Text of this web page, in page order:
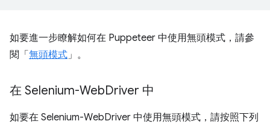
如要進一步瞭解如何在 Puppeteer 中使用無頭模式，請參
閱「 無頭模式」。
在 Selenium-WebDriver 中
如要在 Selenium-WebDriver 中使用無頭模式，請按照下列